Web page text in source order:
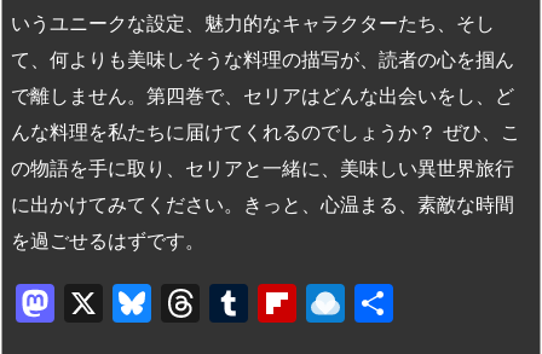
いうユニークな設定、魅力的なキャラクターたち、そし
て、何よりも美味しそうな料理の描写が、読者の心を掴ん
で離しません。第四巻で、セリアはどんな出会いをし、ど
んな料理を私たちに届けてくれるのでしょうか？ ぜひ、こ
の物語を手に取り、セリアと一緒に、美味しい異世界旅行
に出かけてみてください。きっと、心温まる、素敵な時間
を過ごせるはずです。
M X
Bl T
T
Fl R